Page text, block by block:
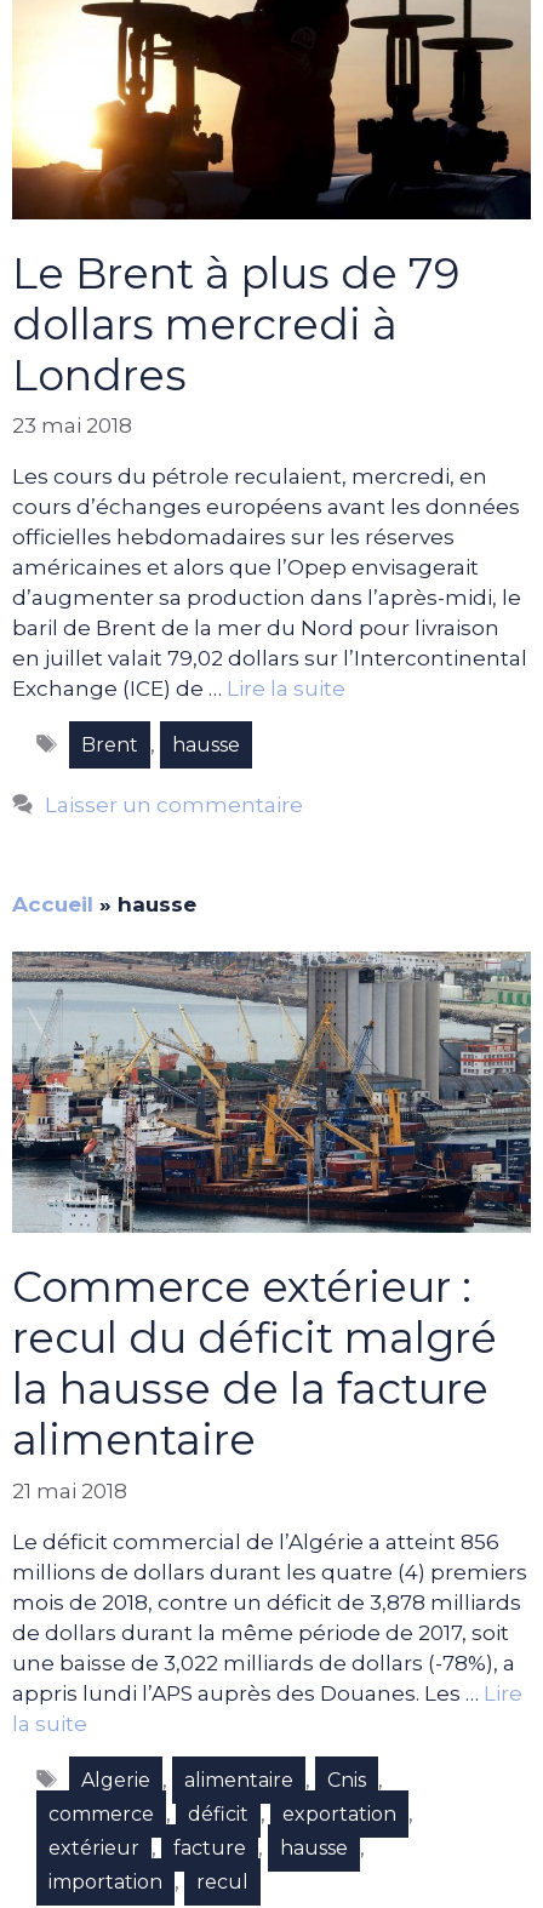
Le Brent à plus de 79
dollars mercredi à
Londres
23 mai 2018
Les cours du pétrole reculaient, mercredi, en
cours d’échanges européens avant les données
officielles hebdomadaires sur les réserves
américaines et alors que l’Opep envisagerait
d’augmenter sa production dans l’après-midi, le
baril de Brent de la mer du Nord pour livraison
en juillet valait 79,02 dollars sur l’Intercontinental
Exchange (ICE) de … Lire la suite
Étiquettes
Brent , hausse
Laisser un commentaire
Accueil » hausse
Commerce extérieur :
recul du déficit malgré
la hausse de la facture
alimentaire
21 mai 2018
Le déficit commercial de l’Algérie a atteint 856
millions de dollars durant les quatre (4) premiers
mois de 2018, contre un déficit de 3,878 milliards
de dollars durant la même période de 2017, soit
une baisse de 3,022 milliards de dollars (-78%), a
appris lundi l’APS auprès des Douanes. Les … Lire
la suite
Étiquettes
Algerie , alimentaire , Cnis ,
commerce , déficit , exportation ,
extérieur , facture , hausse ,
importation , recul